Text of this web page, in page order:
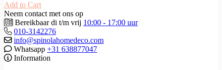
Add to Cart
Neem contact met ons op
Bereikbaar di t/m vrij 10:00 - 17:00 uur
010-3142276
info@spinolahomedeco.com
Whatsapp +31 638877047
Information